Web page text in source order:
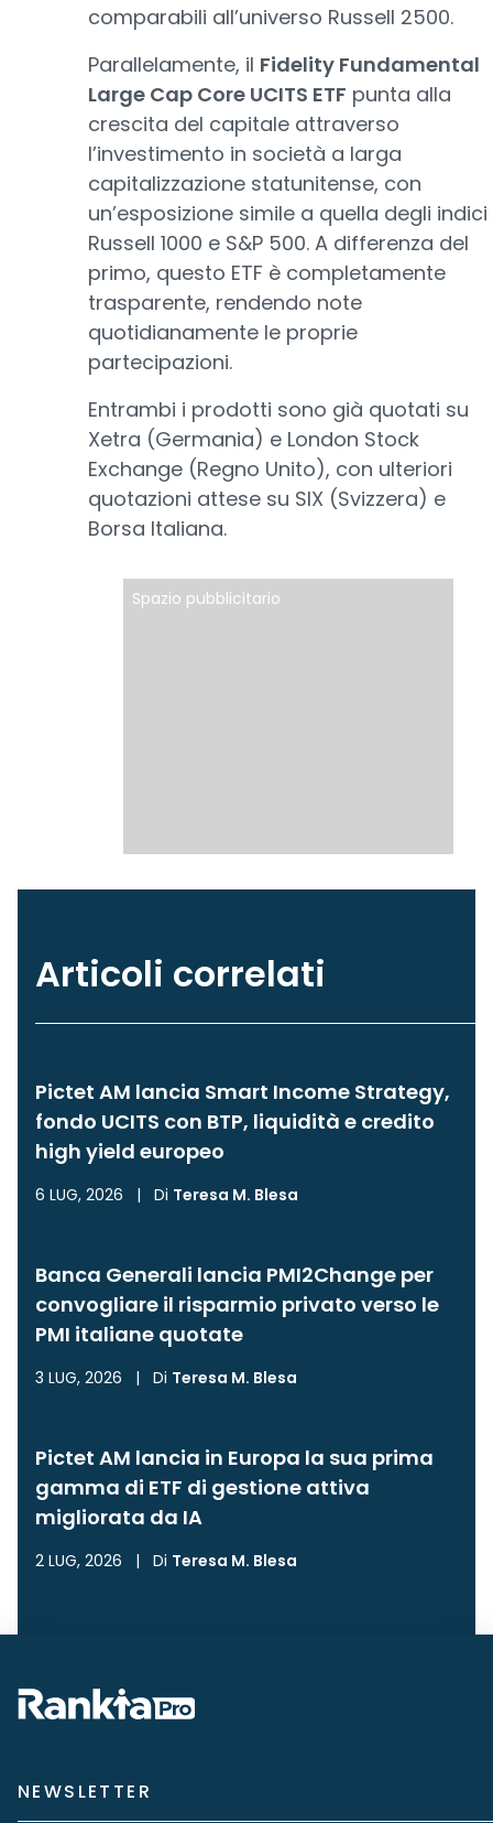
comparabili all’universo Russell 2500.
Parallelamente, il Fidelity Fundamental
Large Cap Core UCITS ETF punta alla
crescita del capitale attraverso
l’investimento in società a larga
capitalizzazione statunitense, con
un’esposizione simile a quella degli indici
Russell 1000 e S&P 500. A differenza del
primo, questo ETF è completamente
trasparente, rendendo note
quotidianamente le proprie
partecipazioni.
Entrambi i prodotti sono già quotati su
Xetra (Germania) e London Stock
Exchange (Regno Unito), con ulteriori
quotazioni attese su SIX (Svizzera) e
Borsa Italiana.
Spazio pubblicitario
Articoli correlati
Pictet AM lancia Smart Income Strategy,
fondo UCITS con BTP, liquidità e credito
high yield europeo
6 LUG, 2026 | Di Teresa M. Blesa
Banca Generali lancia PMI2Change per
convogliare il risparmio privato verso le
PMI italiane quotate
3 LUG, 2026 | Di Teresa M. Blesa
Pictet AM lancia in Europa la sua prima
gamma di ETF di gestione attiva
migliorata da IA
2 LUG, 2026 | Di Teresa M. Blesa
NEWSLETTER